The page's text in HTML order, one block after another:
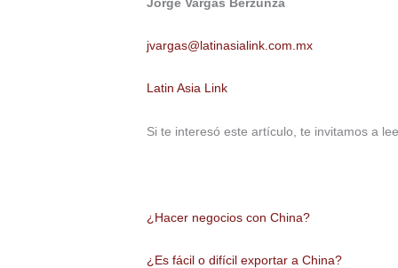
jvargas@latinasialink.com.mx
Latin Asia Link
Si te interesó este artículo, te invitamos a
¿Hacer negocios con China?
¿Es fácil o difícil exportar a China?